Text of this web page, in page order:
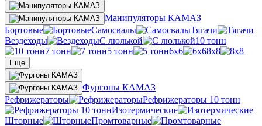
Манипуляторы КАМАЗ
Бортовые
Самосвалы
Тягачи
Вездеходы
С люлькой
10 тонн
7 тонн
5 тонн 6х6 8х8
Еще
Фургоны КАМАЗ
Рефрижераторы
Рефрижераторы 10 тонн
Изотермические
Шторные
Промтоварные